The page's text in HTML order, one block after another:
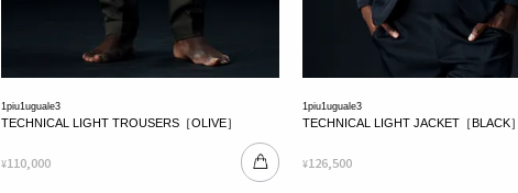
1piu1uguale3
TECHNICAL LIGHT TROUSERS［OLIVE］
¥110,000
1piu1uguale3
TECHNICAL LIGHT JACKET［BLACK］
¥126,500